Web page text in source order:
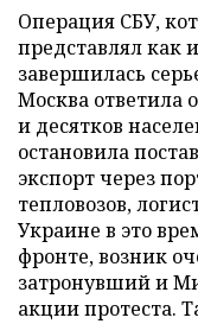
Операция СБУ,
представлял как
завершилась
Москва ответила
и десятков
остановила
экспорт через
тепловозов,
Украине в это
фронте, возник
затронувший и
акции протеста.